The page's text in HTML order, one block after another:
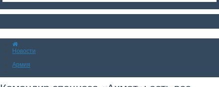
Новости
Армия